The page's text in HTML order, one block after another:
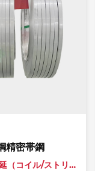
分類:ステンレス冷間圧延（コイル/ストリップ/シート）